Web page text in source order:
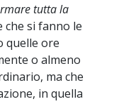
tutta la
che si fanno le
quelle ore
o almeno
ma che
in quella